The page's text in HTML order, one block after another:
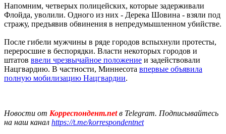
Напомним, четверых полицейских, которые задерживали
Флойда, уволили. Одного из них - Дерека Шовина - взяли под
стражу, предъявив обвинения в непредумышленном убийстве.
После гибели мужчины в ряде городов вспыхнули протесты,
переросшие в беспорядки. Власти некоторых городов и
штатов ввели чрезвычайное положение и задействовали
Нацгвардию. В частности, Миннесота впервые объявила
полную мобилизацию Нацгвардии.
Новости от Корреспондент.netв Telegram. Подписывайтесь
на наш канал https://t.me/korrespondentnet